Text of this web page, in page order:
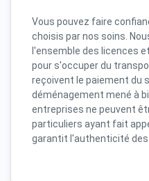
Vous pouvez faire
choisis par nos soins.
l'ensemble des licences
pour s'occuper du
reçoivent le paiement du
déménagement mené à
entreprises ne peuvent
particuliers ayant fait
garantit l'authenticité des